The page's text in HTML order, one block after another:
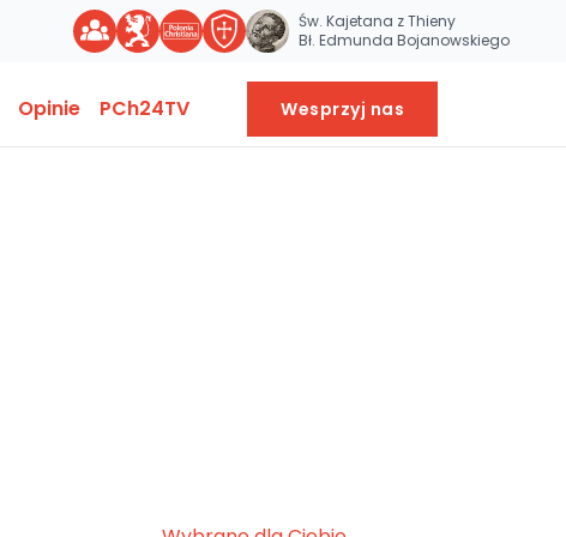
Św. Kajetana z Thieny
Bł. Edmunda Bojanowskiego
Opinie PCh24TV Wesprzyj nas